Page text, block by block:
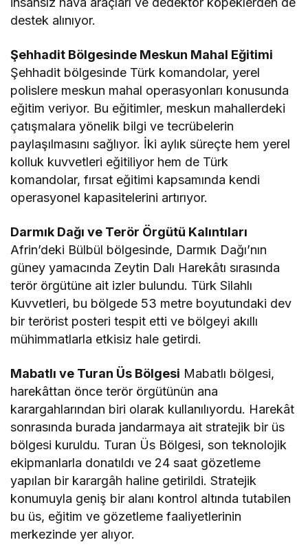
destek alınıyor.
Şehhadit Bölgesinde Meskun Mahal Eğitimi
Şehhadit bölgesinde Türk komandolar, yerel
polislere meskun mahal operasyonları konusunda
eğitim veriyor. Bu eğitimler, meskun mahallerdeki
çatışmalara yönelik bilgi ve tecrübelerin
paylaşılmasını sağlıyor. İki aylık süreçte hem yerel
kolluk kuvvetleri eğitiliyor hem de Türk
komandolar, fırsat eğitimi kapsamında kendi
operasyonel kapasitelerini artırıyor.
Darmık Dağı ve Terör Örgütü Kalıntıları
Afrin’deki Bülbül bölgesinde, Darmık Dağı’nın
güney yamacında Zeytin Dalı Harekâtı sırasında
terör örgütüne ait izler bulundu. Türk Silahlı
Kuvvetleri, bu bölgede 53 metre boyutundaki dev
bir terörist posteri tespit etti ve bölgeyi akıllı
mühimmatlarla etkisiz hale getirdi.
Mabatlı ve Turan Üs Bölgesi Mabatlı bölgesi,
harekâttan önce terör örgütünün ana
karargahlarından biri olarak kullanılıyordu. Harekât
sonrasında burada jandarmaya ait stratejik bir üs
bölgesi kuruldu. Turan Üs Bölgesi, son teknolojik
ekipmanlarla donatıldı ve 24 saat gözetleme
yapılan bir karargâh haline getirildi. Stratejik
konumuyla geniş bir alanı kontrol altında tutabilen
bu üs, eğitim ve gözetleme faaliyetlerinin
merkezinde yer alıyor.